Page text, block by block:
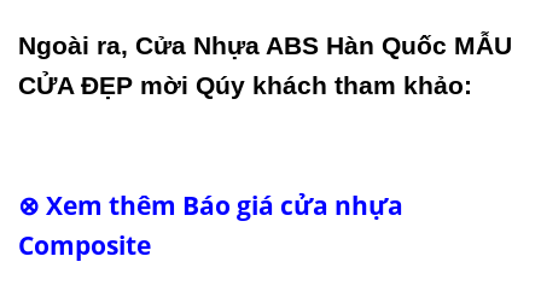
Ngoài ra, Cửa Nhựa ABS Hàn Quốc MẪU
CỬA ĐẸP mời Qúy khách tham khảo:
⊗ Xem thêm Báo giá cửa nhựa
Composite